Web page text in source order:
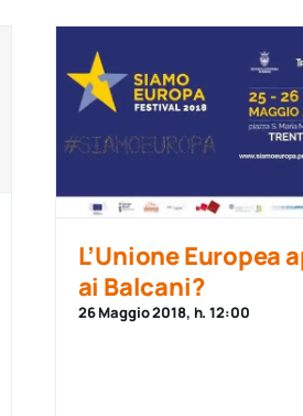
L’Unione Europea
ai Balcani?
26 Maggio 2018, h. 12:00